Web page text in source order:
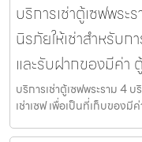
บริการเช่าตู้เซฟพร
นิรภัยให้เช่าสำหรับก
และรับฝากของมีค่า
บริการเช่าตู้เซฟพระราม 4
เช่าเซฟ เพื่อเป็นที่เก็บของมี